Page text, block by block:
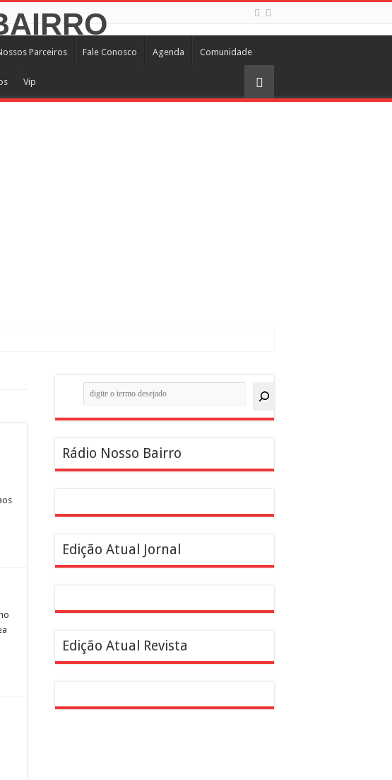
Parceiros Fale Conosco Agenda Comunidade
Vip
Pesquisar
Rádio Nosso Bairro
Edição Atual Jornal
Edição Atual Revista